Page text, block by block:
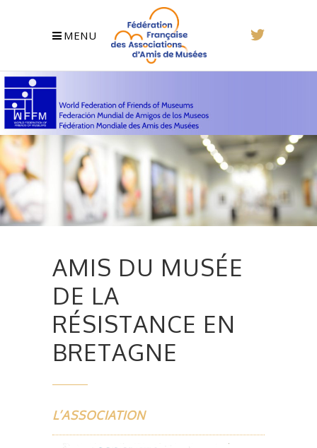
MENU
AMIS DU MUSÉE
DE LA
RÉSISTANCE EN
BRETAGNE
L’ASSOCIATION